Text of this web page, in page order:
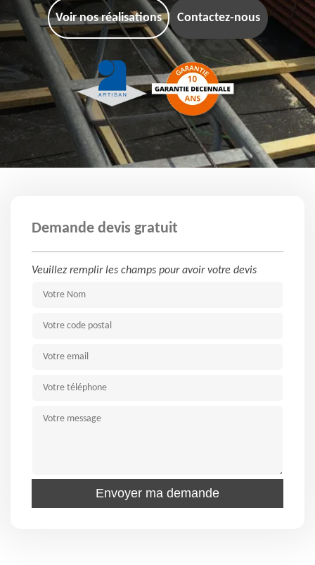
Voir nos réalisations Contactez-nous
Demande devis gratuit
Veuillez remplir les champs pour avoir votre devis